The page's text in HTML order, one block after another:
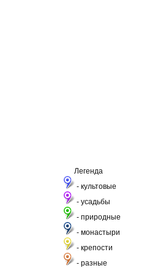
Легенда
- культовые
- усадьбы
- природные
- монастыри
- крепости
- разные